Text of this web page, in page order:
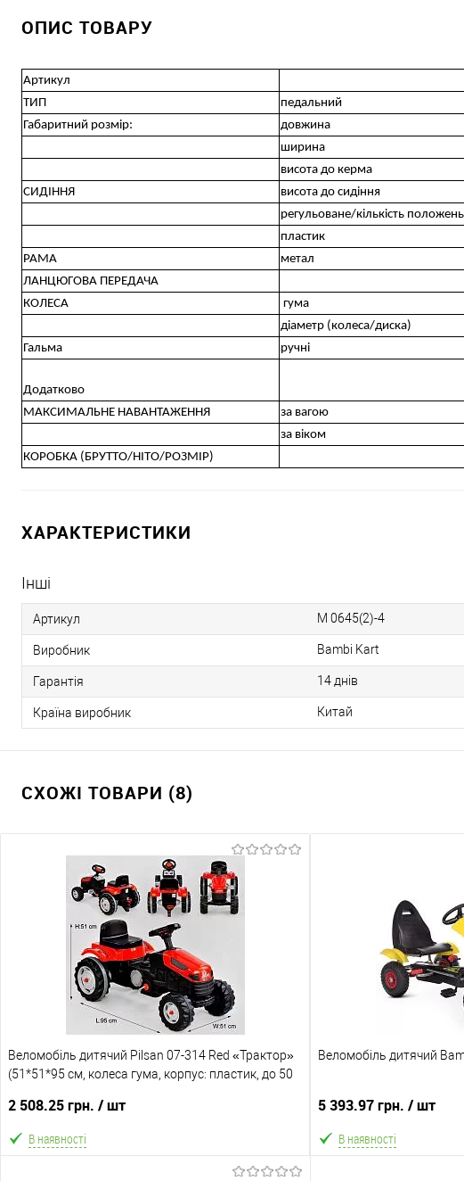
ОПИС ТОВАРУ
Артикул
ТИП
педальний
Габаритний розмір:
довжина
ширина
висота до керма
СИДІННЯ
висота до сидіння
регульоване/кількість положень
пластик
РАМА
метал
ЛАНЦЮГОВА ПЕРЕДАЧА
КОЛЕСА
гума
діаметр (колеса/диска)
Гальма
ручні
Додатково
МАКСИМАЛЬНЕ НАВАНТАЖЕННЯ
за вагою
за віком
КОРОБКА (БРУТТО/НІТО/РОЗМІР)
ХАРАКТЕРИСТИКИ
Інші
Артикул M 0645(2)-4
Виробник Bambi Kart
Гарантія 14 днів
Країна виробник Китай
СХОЖІ ТОВАРИ (8)
Веломобіль дитячий Pilsan 07-314 Red «Трактор»
(51*51*95 см, колеса гума, корпус: пластик, до 50
2 508.25 грн. / шт
В наявності
Веломобіль дитячий
5 393.97 грн. / шт
В наявності